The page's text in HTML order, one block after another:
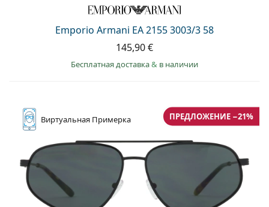
Emporio Armani EA 2155 3003/3 58
145,90 €
Бесплатная доставка& в наличии
Виртуальная Примерка ПРЕДЛОЖЕНИЕ −21%